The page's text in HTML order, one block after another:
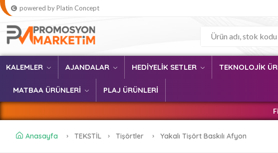
powered by Platin Concept
KALEMLER AJANDALAR HEDİYELİK SETLER TEKNOLOJİK
MATBAA ÜRÜNLERİ PLAJ ÜRÜNLERİ
Anasayfa TEKSTİL Tişörtler Yakalı Tişört Baskılı Afyon